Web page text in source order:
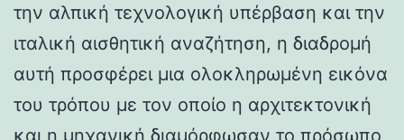
την αλπική τεχνολογική υπέρβαση και την
ιταλική αισθητική αναζήτηση, η διαδρομή
αυτή προσφέρει μια ολοκληρωμένη εικόνα
του τρόπου με τον οποίο η αρχιτεκτονική
και η μηχανική διαμόρφωσαν το πρόσωπο